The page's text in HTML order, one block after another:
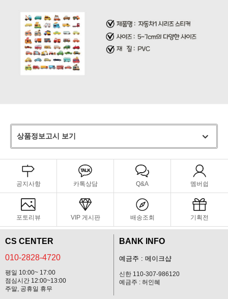
상품정보고시 보기
공지사항 카톡상담 Q&A 멤버쉽
포토리뷰 VIP 게시판 배송조회 기획전
CS CENTER
010-2828-4720
평일 10:00~ 17:00
점심시간 12:00~13:00
주말, 공휴일 휴무
BANK INFO
예금주 : 메이크샵
신한 110-307-986120
예금주 : 허인혜